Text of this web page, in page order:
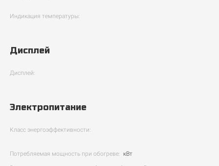
Индикация температуры:
Дисплей
Дисплей:
Электропитание
Класс энергоэффективности:
Потребляемая мощность при обогреве: кВт